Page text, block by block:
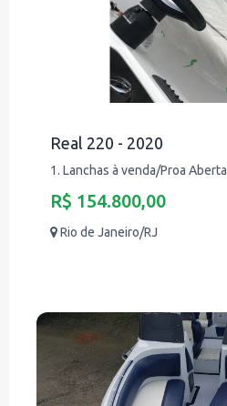
Real 220 - 2020
1. Lanchas à venda/Proa Aberta
R$ 154.800,00
Rio de Janeiro/RJ